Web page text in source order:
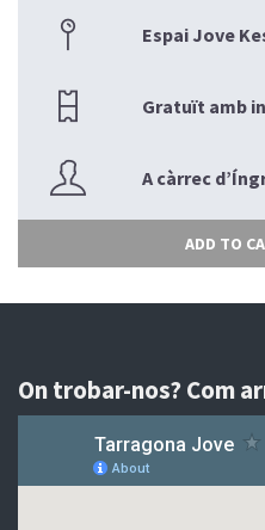
Espai Jove
Gratuït amb
A càrrec
ADD TO
On trobar-nos? Com